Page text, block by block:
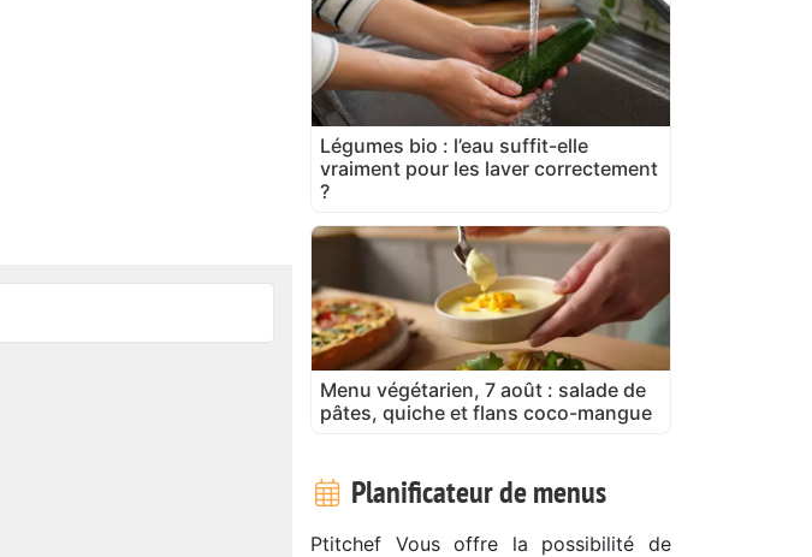
Légumes bio : l’eau suffit-elle
vraiment pour les laver correctement
?
Menu végétarien, 7 août : salade de
pâtes, quiche et flans coco-mangue
Planificateur de menus
Ptitchef Vous offre la possibilité de